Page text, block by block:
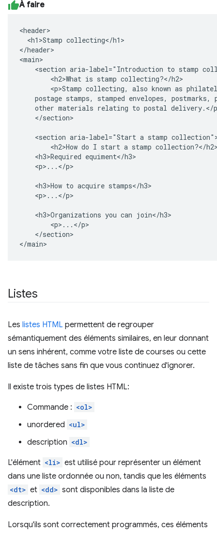
À faire
<header>
  <h1>Stamp collecting</h1>
</header>
<main>
<section aria-label="Introduction to stamp
        <h2>What is stamp collecting?</h2>
<p>Stamp collecting, also known as
postage stamps, stamped envelopes, postmarks,
other materials relating to postal delivery.</
    </section>
<section aria-label="Start a stamp
<h2>How do I start a stamp collection?</
    <h3>Required equiment</h3>
    <p>...</p>
    <h3>How to acquire stamps</h3>
    <p>...</p>
    <h3>Organizations you can join</h3>
        <p>...</p>
    </section>
</main>
Listes
Les listes HTML permettent de regrouper
sémantiquement des éléments similaires, en leur donnant
un sens inhérent, comme votre liste de courses ou cette
liste de tâches sans fin que vous continuez d'ignorer.
Il existe trois types de listes HTML:
Commande : <ol>
unordered <ul>
description <dl>
L'élément <li> est utilisé pour représenter un élément
dans une liste ordonnée ou non, tandis que les éléments
<dt> et <dd> sont disponibles dans la liste de
description.
Lorsqu'ils sont correctement programmés, ces éléments